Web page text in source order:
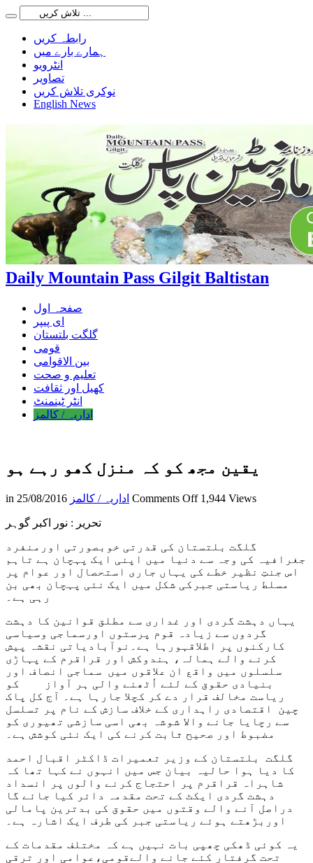
رابطہ کریں
ہمارے بارے میں
انٹرویو
تصاویر
نوکری تلاش کریں
English News
Daily Mountain Pass Gilgit Baltistan
صفحہ اول
ای پیپر
گلگت بلتستان
قومی
بین الاقوامی
تعلیم و صحت
کھیل اور ثقافت
انٹر ٹینمنٹ
اداریہ / کالمز
یقین مجھ کو کہ منزل کھو رہے ہو
in اداریہ / کالمز 25/08/2016 Comments Offon
کہ
منزل
کھو
رہے
1,944 Views
تحریر : نور اکبر گوہر
گلگت بلتستان کی قدرتی خوبصورتی اورمنفرد
جغرافیہ کی وجہ سے دنیا میں اپنی ایک پہچان ہے تاہم
اس جنتِ نظیر خطے کی یہاں جاری استحصال اور عوام پر
مسلط ریاستی جبرکی شکل میں ایک نئی پہچان بھی بن
رہی ہے۔
یہاں دہشت گردی اور غداری سے مطلق قوانین کا دہشت
گردوں سے زیادہ قوم پرستوں اورسماجی وسیاسی
کارکنوں پر اطلاقہورہا ہے۔نوآبادیاتی نقشہ پیش
کرنے والے ہمالہ، ہندوکش اور قراقرم کے پہاڑی
سلسلوں میں واقع ان علاقوں میں سماجی انصاف اور
بنیادی حقوق کے لئے اُٹھنے والی ہر آواز کو
ریاست مخالف قرار دے کر کچلا جارہا ہے۔ آج کل پاک
چین اقتصادی راہداری کے خلاف سازش کے نام پر تسلسل
سے رچایا جانے والا شوشہ بھی اسی سازشی تھیوری کو
مضبوط اور صحیح ثابت کرنے کی ایک نئی کوشش ہے۔
گلگت بلتستان کے وزیر تعمیرات ڈاکٹر اقبال احمد
کا دیا ہوا حالیہ بیان جس میں انہوں نے کہا تھا کہ
شاہراہ قراقرم پر احتجاج کرنے والوں پر انسداد
دہشت گردی ایکٹ کے تحت مقدمہ دائر کیا جائے گا
دراصل آنے والے وقتوں میں حقوق کی بدترین پامالی
اوربڑھتے ہوئے ریاستی جبر کی طرف ایک اشارہ ہے۔
یہ کوئی ڈھکی چھپی بات نہیں ہے کہ مختلف مقدمات کے
تحت گرفتار کئے جانے والےقومی،عوامی اور ترقی